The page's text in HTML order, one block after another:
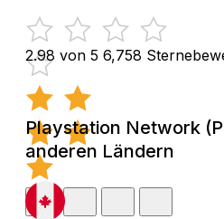
2.98 von 5 6,758
Playstation Network
anderen Ländern